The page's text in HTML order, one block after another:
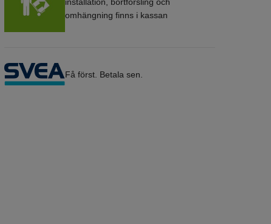
omhängning finns i kassan
Få först. Betala sen.